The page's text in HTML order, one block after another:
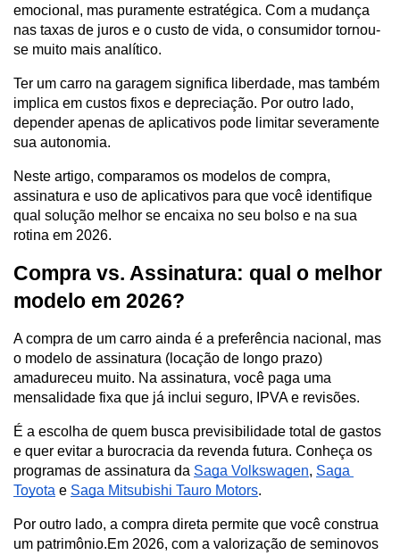
emocional, mas puramente estratégica. Com a mudança
nas taxas de juros e o custo de vida, o consumidor tornou-
se muito mais analítico.
Ter um carro na garagem significa liberdade, mas também
implica em custos fixos e depreciação. Por outro lado,
depender apenas de aplicativos pode limitar severamente
sua autonomia.
Neste artigo, comparamos os modelos de compra,
assinatura e uso de aplicativos para que você identifique
qual solução melhor se encaixa no seu bolso e na sua
rotina em 2026.
Compra vs. Assinatura: qual o melhor
modelo em 2026?
A compra de um carro ainda é a preferência nacional, mas
o modelo de assinatura (locação de longo prazo)
amadureceu muito. Na assinatura, você paga uma
mensalidade fixa que já inclui seguro, IPVA e revisões.
É a escolha de quem busca previsibilidade total de gastos
e quer evitar a burocracia da revenda futura. Conheça os
programas de assinatura da Saga Volkswagen, Saga
Toyota e Saga Mitsubishi Tauro Motors.
Por outro lado, a compra direta permite que você construa
um patrimônio.Em 2026, com a valorização de seminovos